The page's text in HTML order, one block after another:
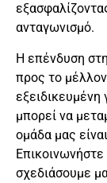
ανταγωνισμό.
Η επένδυση
προς το
μπορεί να
ομάδα μας
σχεδιάσουμε